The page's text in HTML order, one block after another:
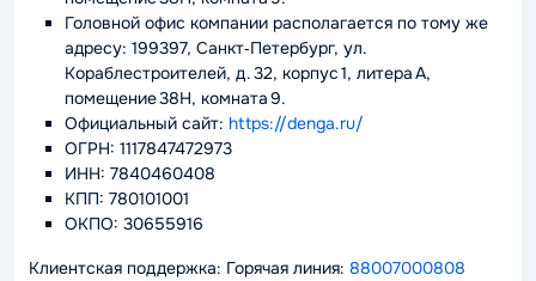
Головной офис компании располагается по тому же
адресу: 199397, Санкт‑Петербург, ул.
Кораблестроителей, д. 32, корпус 1, литера А,
помещение 38Н, комната 9.
Официальный сайт: https://denga.ru/
ОГРН: 1117847472973
ИНН: 7840460408
КПП: 780101001
ОКПО: 30655916
Клиентская поддержка: Горячая линия: 88007000808